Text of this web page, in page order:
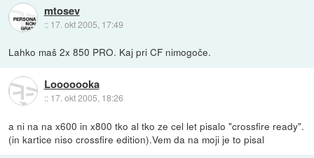
mtosev
:: 17. okt 2005, 17:49
Lahko maš 2x 850 PRO. Kaj pri CF nimogoče.
Looooooka
:: 17. okt 2005, 18:26
a ni na na x600 in x800 tko al tko ze cel let pisalo "crossfire ready".
(in kartice niso crossfire edition).Vem da na moji je to pisal